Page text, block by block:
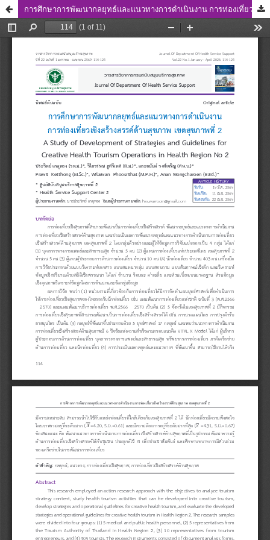
การศึกษาการพัฒนากลยุทธ์และแนวทางการดำเนินงาน การท่องเที่ยวเชิงสร้างสรรค์ด้านสุขภาพ เขตสุขภาพที่ 2